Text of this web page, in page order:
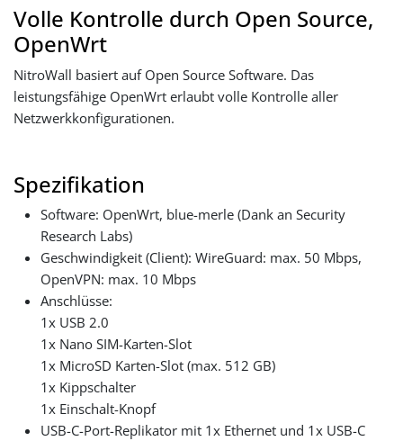
Volle Kontrolle durch Open Source,
OpenWrt
NitroWall basiert auf Open Source Software. Das
leistungsfähige OpenWrt erlaubt volle Kontrolle aller
Netzwerkkonfigurationen.
Spezifikation
Software: OpenWrt, blue-merle (Dank an Security
Research Labs)
Geschwindigkeit (Client): WireGuard: max. 50 Mbps,
OpenVPN: max. 10 Mbps
Anschlüsse:
1x USB 2.0
1x Nano SIM-Karten-Slot
1x MicroSD Karten-Slot (max. 512 GB)
1x Kippschalter
1x Einschalt-Knopf
USB-C-Port-Replikator mit 1x Ethernet und 1x USB-C